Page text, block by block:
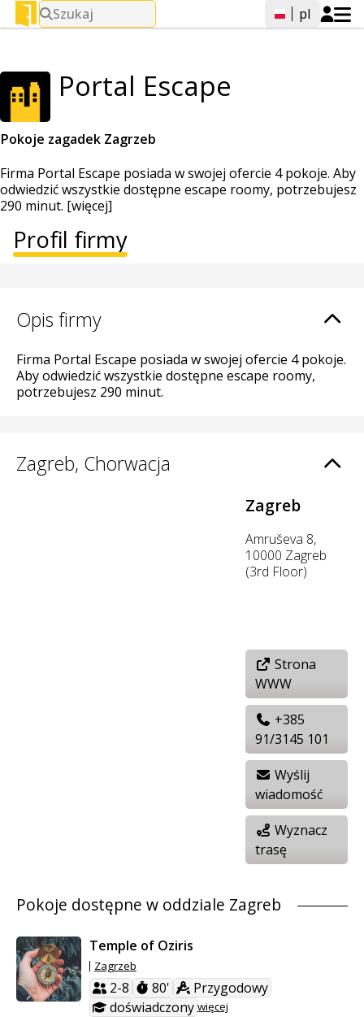
Szukaj pl
Portal Escape
Pokoje zagadek Zagrzeb
Firma Portal Escape posiada w swojej ofercie 4 pokoje. Aby
odwiedzić wszystkie dostępne escape roomy, potrzebujesz
290 minut. [więcej]
Profil firmy
Opis firmy
Firma Portal Escape posiada w swojej ofercie 4 pokoje.
Aby odwiedzić wszystkie dostępne escape roomy,
potrzebujesz 290 minut.
Zagreb, Chorwacja
Zagreb
Amruševa 8,
10000 Zagreb
(3rd Floor)
Strona
WWW
+385
91/3145 101
Wyślij
wiadomość
Wyznacz
trasę
Pokoje dostępne w oddziale Zagreb
Temple of Oziris
Zagrzeb
2-8 80'
Przygodowy
doświadczony więcej